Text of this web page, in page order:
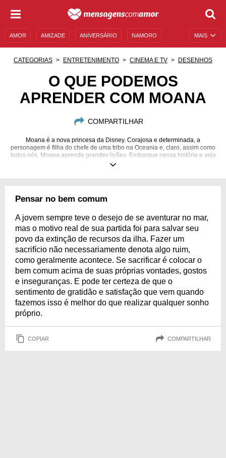
MAIS
AMOR AMIZADE ANIVERSÁRIO NAMORO
MENSAGENS E FRASES MENSAGENS DE ANIVERSÁRIO
CATEGORIAS ENTRETENIMENTO CINEMA E TV DESENHOS
O QUE PODEMOS
APRENDER COM MOANA
COMPARTILHAR
Moana é a nova princesa da Disney. Corajosa e determinada, a
personagem é filha do chefe de uma tribo na Oceania e, claro, assim como
todos nós, Moana aprende grandes lições. Embarque nessa história e veja
a vida com outros olhos!
Pensar no bem comum
A jovem sempre teve o desejo de se aventurar no mar,
mas o motivo real de sua partida foi para salvar seu
povo da extinção de recursos da ilha. Fazer um
sacrifício não necessariamente denota algo ruim,
como geralmente acontece. Se sacrificar é colocar o
bem comum acima de suas próprias vontades, gostos
e inseguranças. E pode ter certeza de que o
sentimento de gratidão e satisfação que vem quando
fazemos isso é melhor do que realizar qualquer sonho
próprio.
COPIAR COMPARTILHAR